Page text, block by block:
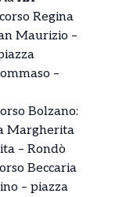
Regina
Maurizio –
–
Bolzano:
Margherita
– Rondò
Beccaria
– piazza